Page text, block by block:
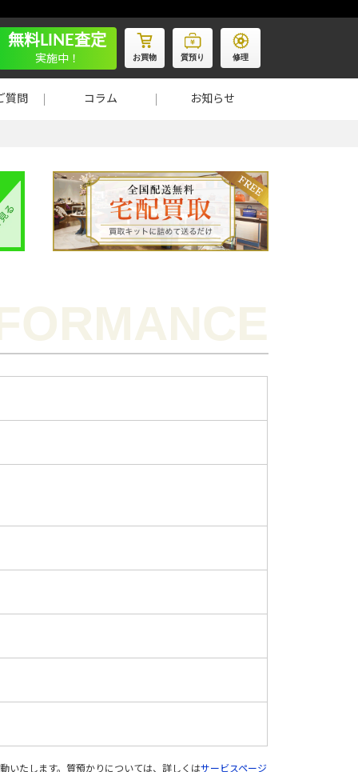
無料LINE査定
実施中！ お買物 質預り 修理
質問 コラム お知らせ
いたします。質預かりについては、詳しくはサービスページ